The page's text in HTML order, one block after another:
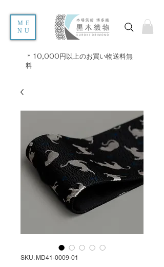
ME
NU
＊10,000円以上のお買い物送料無
料
SKU: MD41-0009-01